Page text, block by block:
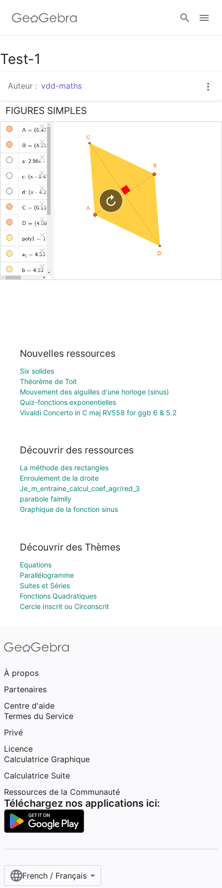
Google Classroom
Classe GeoGebra
Test-1
Auteur : vdd-maths
FIGURES SIMPLES
Nouvelles ressources
Six solides
Théorème de Toit
Mouvement des aiguilles d'une horloge (sinus)
Quiz-fonctions exponentielles
Vivaldi Concerto in C maj RV558 for ggb 6 & 5.2
Découvrir des ressources
La méthode des rectangles
Enroulement de la droite
Je_m_entraine_calcul_coef_agr/red_3
parabole faimlly
Graphique de la fonction sinus
Découvrir des Thèmes
Equations
Parallélogramme
Suites et Séries
Fonctions Quadratiques
Cercle Inscrit ou Circonscrit
À propos
Partenaires
Centre d'aide
Termes du Service
Privé
Licence
Calculatrice Graphique
Calculatrice Suite
Ressources de la Communauté
Téléchargez nos applications ici:
French / Français‎